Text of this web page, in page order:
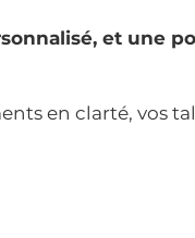
et une
en clarté, vos